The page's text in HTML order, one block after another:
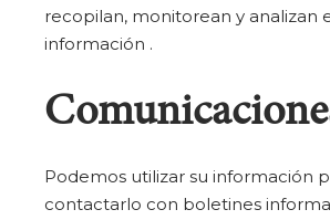
recopilan, monitorean y analizan
información .
Podemos utilizar su información
contactarlo con boletines